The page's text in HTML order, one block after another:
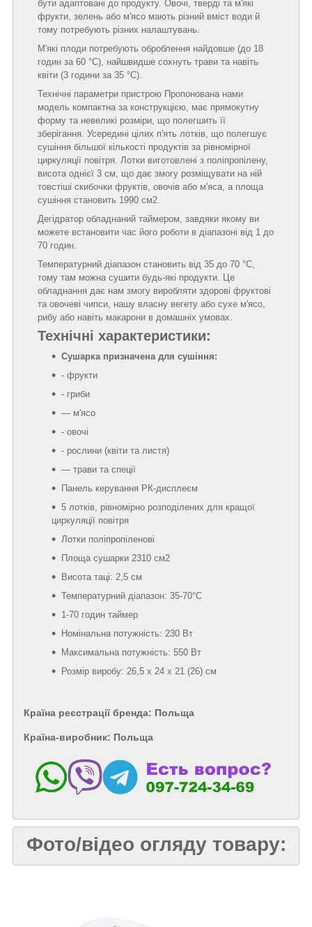
бути адаптовані до продукту. Овочі, тверді та м'які
фрукти, зелень або м'ясо мають різний вміст води й
тому потребують різних налаштувань.
М'які плоди потребують оброблення найдовше (до 18
годин за 60 °C), найшвидше сохнуть трави та навіть
квіти (3 години за 35 °C).
Технічні параметри пристрою Пропонована нами
модель компактна за конструкцією, має прямокутну
форму та невеликі розміри, що полегшить її
зберігання. Усередині цілих п'ять лотків, що полегшує
сушіння більшої кількості продуктів за рівномірної
циркуляції повітря. Лотки виготовлені з поліпропілену,
висота однієї 3 см, що дає змогу розміщувати на ній
товстіші скибочки фруктів, овочів або м'яса, а площа
сушіння становить 1990 см2.
Дегідратор обладнаний таймером, завдяки якому ви
можете встановити час його роботи в діапазоні від 1 до
70 годин.
Температурний діапазон становить від 35 до 70 °C,
тому там можна сушити будь-які продукти. Це
обладнання дає нам змогу виробляти здорові фруктові
та овочеві чипси, нашу власну вегету або сухе м'ясо,
рибу або навіть макарони в домашніх умовах.
Технічні характеристики:
Сушарка призначена для сушіння:
- фрукти
- гриби
— м'ясо
- овочі
- рослини (квіти та листя)
— трави та спеції
Панель керування РК-дисплеєм
5 лотків, рівномірно розподілених для кращої
циркуляції повітря
Лотки поліпропіленові
Площа сушарки 2310 см2
Висота таці: 2,5 см
Температурний діапазон: 35-70°С
1-70 годин таймер
Номінальна потужність: 230 Вт
Максимальна потужність: 550 Вт
Розмір виробу: 26,5 х 24 х 21 (26) см
Країна реєстрації бренда: Польща
Країна-виробник: Польща
Фото/відео огляду товару: